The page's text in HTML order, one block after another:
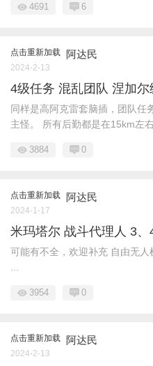
4691 6
点击重新加载 阿达民
2024-2-13
4级任务 混乱团队 涅加尔
同样是高阿克雷套脑插，团队任
主怪。 所有后勤都是在15km左右
3884 0
点击重新加载 阿达民
2024-1-17
米玛塔尔 战斗代理人 3
可能有不全，欢迎补充 自由无
3954 0
点击重新加载 阿达民
2024-2-13